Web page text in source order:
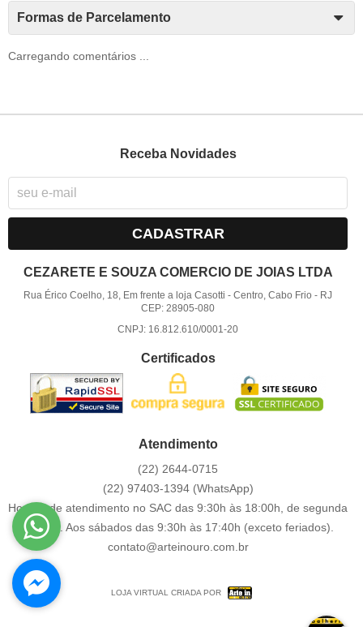
Formas de Parcelamento
Carregando comentários ...
Receba Novidades
CADASTRAR
CEZARETE E SOUZA COMERCIO DE JOIAS LTDA
Rua Érico Coelho, 18, Em frente a loja Casotti -Centro, Cabo Frio - RJ
CEP: 28905-080
CNPJ: 16.812.610/0001-20
Certificados
Atendimento
(22) 2644-0715
(22) 97403-1394 (WhatsApp)
Horário de atendimento no SAC das 9:30h às 18:00h, de segunda
a sexta. Aos sábados das 9:30h às 17:40h (exceto feriados).
contato@arteinouro.com.br
LOJA VIRTUAL CRIADA POR